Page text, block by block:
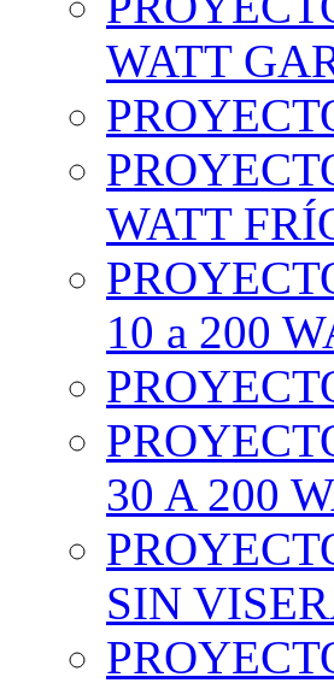
WATT
WATT
10 a 200
30 A 200
SIN